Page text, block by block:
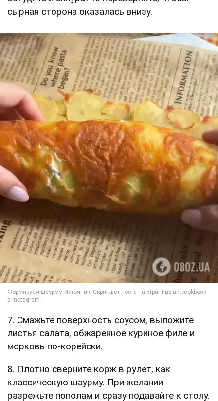
сырная сторона оказалась внизу.
7. Смажьте поверхность соусом, выложите
листья салата, обжаренное куриное филе и
морковь по-корейски.
8. Плотно сверните корж в рулет, как
классическую шаурму. При желании
разрежьте пополам и сразу подавайте к столу.